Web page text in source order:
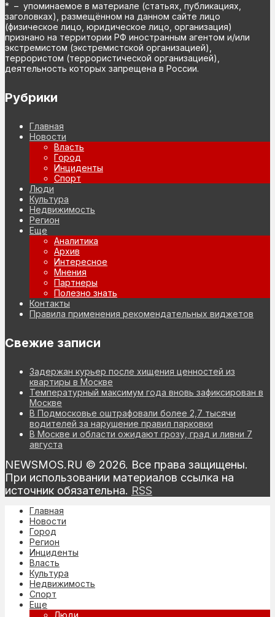
* – упоминаемое в материале (статьях, публикациях,
заголовках), размещённом на данном сайте лицо
(физическое лицо, юридическое лицо, организация)
признано на территории РФ иностранным агентом и/или
экстремистом (экстремистской организацией),
террористом (террористической организацией),
деятельность которых запрещена в России.
Рубрики
Главная
Новости
Власть
Город
Инциденты
Спорт
Люди
Культура
Недвижимость
Регион
Еще
Аналитика
Архив
Интересное
Мнения
Партнеры
Полезно знать
Контакты
Правила применения рекомендательных виджетов
Свежие записи
Задержан курьер после хищения ценностей из
квартиры в Москве
Температурный максимум года вновь зафиксирован в
Москве
В Подмосковье оштрафовали более 2,7 тысячи
водителей за нарушение правил парковки
В Москве и области ожидают грозу, град и ливни 7
августа
NEWSMOS.RU © 2026. Все права защищены.
При использовании материалов ссылка на
источник обязательна. RSS
Главная
Новости
Город
Регион
Инциденты
Власть
Культура
Недвижимость
Спорт
Еще